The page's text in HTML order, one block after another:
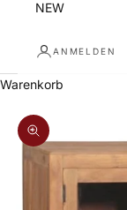
NEW
ANMELDEN
Warenkorb
Bild vergrößern